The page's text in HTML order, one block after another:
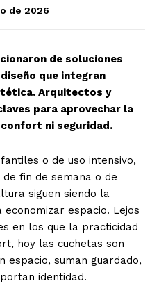
de 2026
de soluciones
que integran
Arquitectos y
para aprovechar la
ni seguridad.
o de uso intensivo,
fin de semana o de
siguen siendo la
espacio. Lejos
en los que la practicidad
hoy las cuchetas son
espacio, suman guardado,
identidad.